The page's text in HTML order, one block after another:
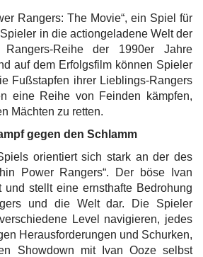
Rangers: The Movie“, ein Spiel für
in die actiongeladene Welt der
Rangers-Reihe der 1990er Jahre
auf dem Erfolgsfilm können Spieler
Fußstapfen ihrer Lieblings-Rangers
eine Reihe von Feinden kämpfen,
Mächten zu retten.
gegen den Schlamm
orientiert sich stark an der des
Power Rangers“. Der böse Ivan
und stellt eine ernsthafte Bedrohung
und die Welt dar. Die Spieler
Level navigieren, jedes
Herausforderungen und Schurken,
Showdown mit Ivan Ooze selbst